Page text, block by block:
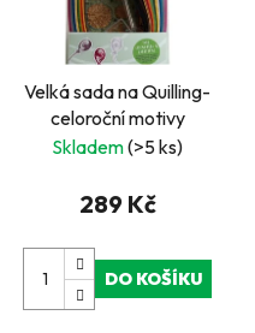
Velká sada na Quilling-
celoroční motivy
Skladem(>5 ks)
289 Kč
DO KOŠÍKU